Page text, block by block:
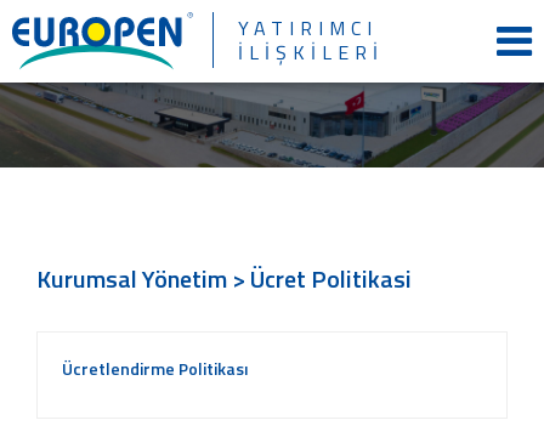
×
YATIRIMCI
İLİŞKİLERİ
Kurumsal Yönetim > Ücret Politikasi
Ücretlendirme Politikası